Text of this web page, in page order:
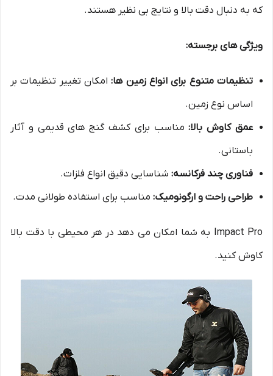
که به دنبال دقت بالا و نتایج بی نظیر هستند.
ویژگی های برجسته:
تنظیمات متنوع برای انواع زمین ها:امکان تغییر تنظیمات بر
اساس نوع زمین.
عمق کاوش بالا:مناسب برای کشف گنج های قدیمی و آثار
باستانی.
فناوری چند فرکانسه: شناسایی دقیق انواع فلزات.
طراحی راحت و ارگونومیک: مناسب برای استفاده طولانی مدت.
Impact Pro به شما امکان می دهد در هر محیطی با دقت بالا
کاوش کنید.